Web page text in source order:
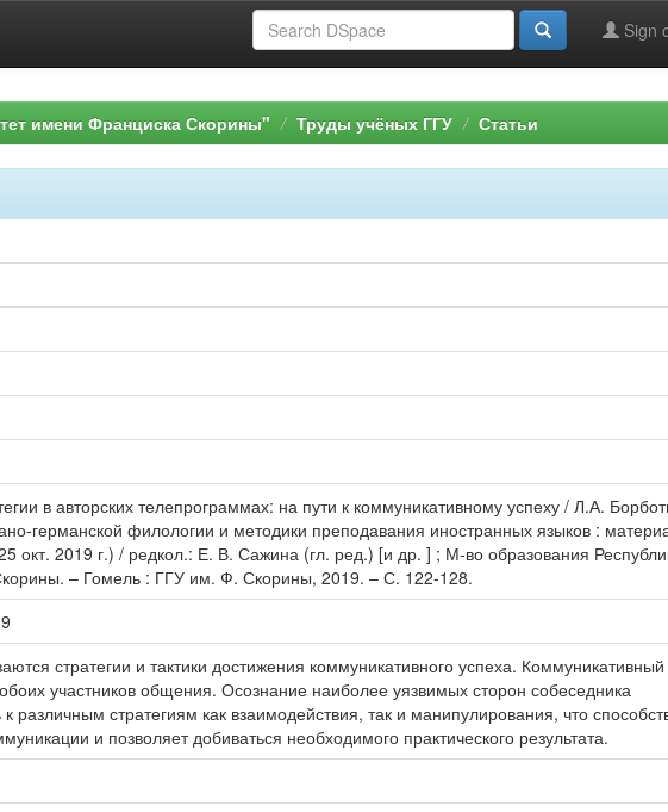
Sign
имени Франциска Скорины" Труды учёных ГГУ Статьи
в авторских телепрограммах: на пути к коммуникативному успеху / Л.А.
германской филологии и методики преподавания иностранных языков :
окт. 2019 г.) / редкол.: Е. В. Сажина (гл. ред.) [и др. ] ; М-во образования
– Гомель : ГГУ им. Ф. Скорины, 2019. – С. 122-128.
стратегии и тактики достижения коммуникативного успеха. Коммуникативный
участников общения. Осознание наиболее уязвимых сторон собеседника
различным стратегиям как взаимодействия, так и манипулирования, что
и позволяет добиваться необходимого практического результата.